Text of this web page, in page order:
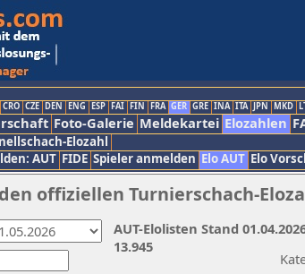
CRO CZE DEN ENG ESP FAI FIN FRA GER GRE INA ITA JPN MKD
Foto-Galerie Meldekartei Elozahlen
Elozahl
AUT FIDE Spieler anmelden Elo AUT Elo
offiziellen Turnierschach-
AUT-Elolisten Stand
13.945